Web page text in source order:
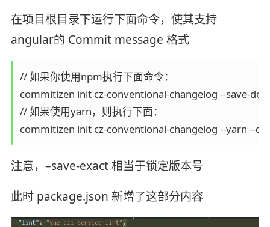
在项目根目录下运行下面命令，使其支持
angular的 Commit message 格式
// 如果你使用npm执行下面命令：
commitizen init cz-conventional-changelog --save-dev
// 如果使用yarn，则执行下面：
注意，–save-exact 相当于锁定版本号
此时 package.json 新增了这部分内容